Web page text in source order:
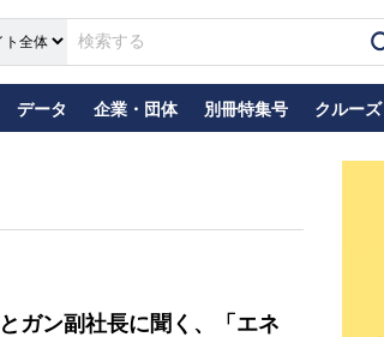
データ 企業・団体 別冊特集号 クルーズ
ガン副社長に聞く、「エネ